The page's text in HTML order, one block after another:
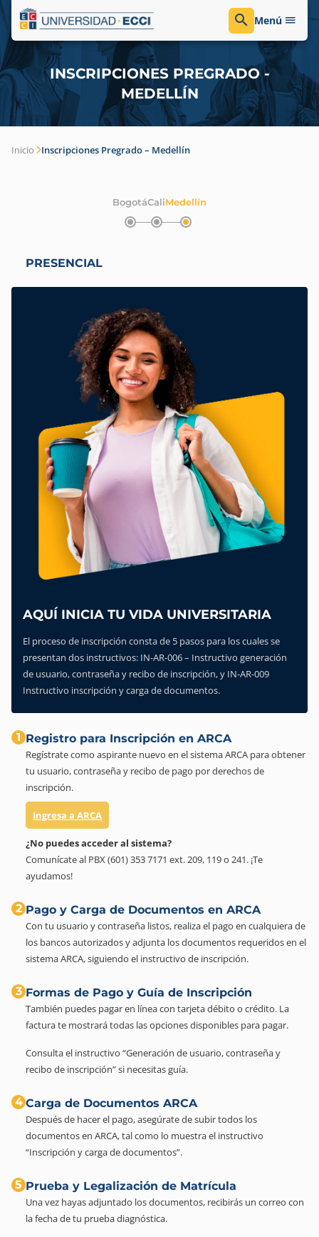
Menú
INSCRIPCIONES PREGRADO -
MEDELLÍN
Inicio Inscripciones Pregrado – Medellín
BogotáCaliMedellín
PRESENCIAL
AQUÍ INICIA TU VIDA UNIVERSITARIA
El proceso de inscripción consta de 5 pasos para los cuales se
presentan dos instructivos: IN-AR-006 – Instructivo generación
de usuario, contraseña y recibo de inscripción, y IN-AR-009
Instructivo inscripción y carga de documentos.
1 Registro para Inscripción en ARCA
Regístrate como aspirante nuevo en el sistema ARCA para obtener
tu usuario, contraseña y recibo de pago por derechos de
inscripción.
Ingresa a ARCA
¿No puedes acceder al sistema?
Comunícate al PBX (601) 353 7171 ext. 209, 119 o 241. ¡Te
ayudamos!
2 Pago y Carga de Documentos en ARCA
Con tu usuario y contraseña listos, realiza el pago en cualquiera de
los bancos autorizados y adjunta los documentos requeridos en el
sistema ARCA, siguiendo el instructivo de inscripción.
3 Formas de Pago y Guía de Inscripción
También puedes pagar en línea con tarjeta débito o crédito. La
factura te mostrará todas las opciones disponibles para pagar.
Consulta el instructivo “Generación de usuario, contraseña y
recibo de inscripción” si necesitas guía.
4 Carga de Documentos ARCA
Después de hacer el pago, asegúrate de subir todos los
documentos en ARCA, tal como lo muestra el instructivo
“Inscripción y carga de documentos”.
5 Prueba y Legalización de Matrícula
Una vez hayas adjuntado los documentos, recibirás un correo con
la fecha de tu prueba diagnóstica.